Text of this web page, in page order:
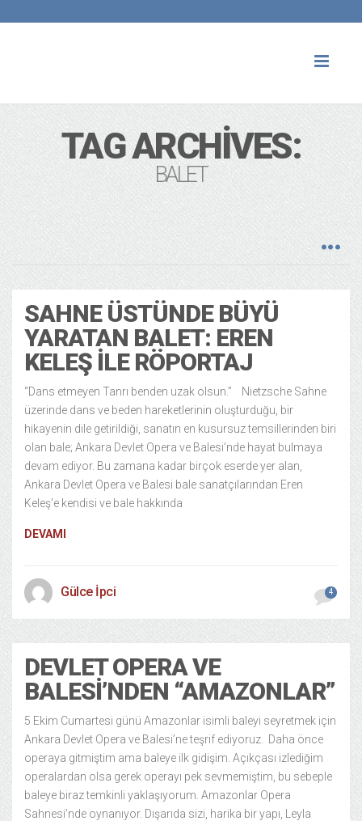
TAG ARCHIVES:
BALET
SAHNE ÜSTÜNDE BÜYÜ
YARATAN BALET: EREN
KELEŞ ILE RÖPORTAJ
“Dans etmeyen Tanrı benden uzak olsun.” Nietzsche Sahne
üzerinde dans ve beden hareketlerinin oluşturduğu, bir
hikayenin dile getirildiği, sanatın en kusursuz temsillerinden biri
olan bale; Ankara Devlet Opera ve Balesi’nde hayat bulmaya
devam ediyor. Bu zamana kadar birçok eserde yer alan,
Ankara Devlet Opera ve Balesi bale sanatçılarından Eren
Keleş’e kendisi ve bale hakkında
DEVAMI
Gülce İpci 4
DEVLET OPERA VE
BALESI’NDEN “AMAZONLAR”
5 Ekim Cumartesi günü Amazonlar isimli baleyi seyretmek için
Ankara Devlet Opera ve Balesi’ne teşrif ediyoruz. Daha önce
operaya gitmiştim ama baleye ilk gidişim. Açıkçası izlediğim
operalardan olsa gerek operayı pek sevmemiştim, bu sebeple
baleye biraz temkinli yaklaşıyorum. Amazonlar Opera
Sahnesi’nde oynanıyor. Dışarıda sizi, harika bir yapı, Leyla